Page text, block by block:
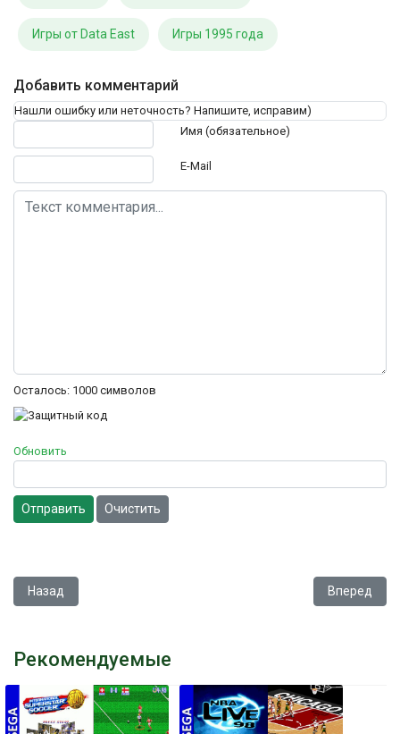
Игры от Data East Игры 1995 года
Добавить комментарий
Нашли ошибку или неточность? Напишите, исправим)
Имя (обязательное)
E-Mail
Осталось: 1000 символов
Обновить
Отправить Очистить
Предыдущий: Phantasy Star II
Назад Вперед
Рекомендуемые